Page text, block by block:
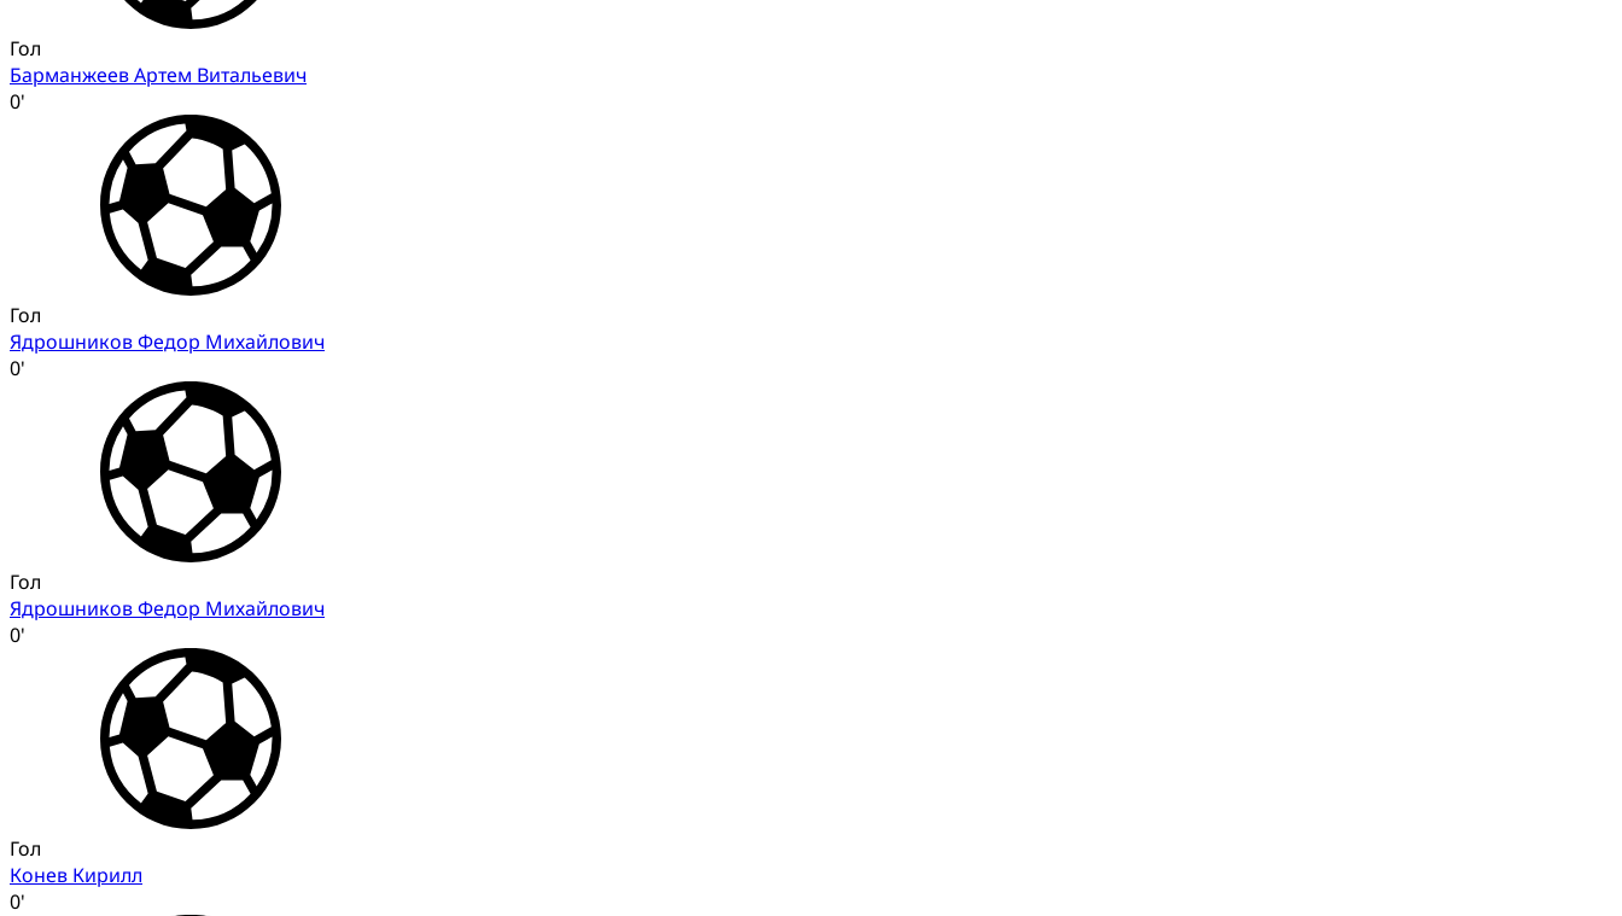
Гол
Барманжеев Артем Витальевич
0'
Гол
Ядрошников Федор Михайлович
0'
Гол
Ядрошников Федор Михайлович
0'
Гол
Конев Кирилл
0'